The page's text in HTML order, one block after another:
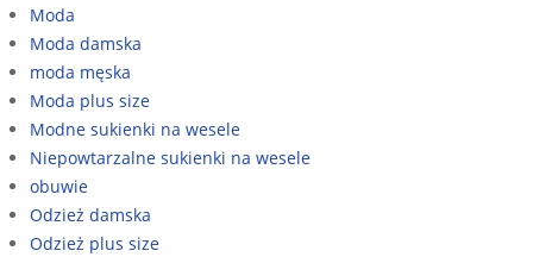
Moda
Moda damska
moda męska
Moda plus size
Modne sukienki na wesele
Niepowtarzalne sukienki na wesele
obuwie
Odzież damska
Odzież plus size